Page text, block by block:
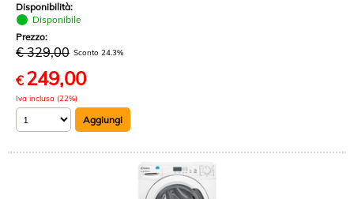
Disponibilità:
Disponibile
Prezzo:
€ 329,00 Sconto 24.3%
€ 249,00
Iva inclusa (22%)